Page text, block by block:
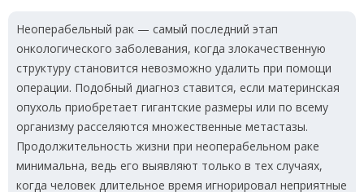
Неоперабельный рак — самый последний этап
онкологического заболевания, когда злокачественную
структуру становится невозможно удалить при помощи
операции. Подобный диагноз ставится, если материнская
опухоль приобретает гигантские размеры или по всему
организму расселяются множественные метастазы.
Продолжительность жизни при неоперабельном раке
минимальна, ведь его выявляют только в тех случаях,
когда человек длительное время игнорировал неприятные